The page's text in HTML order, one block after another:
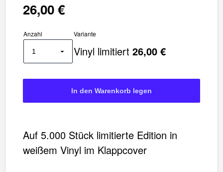
26,00 €
Anzahl Variante
Vinyl limitiert 26,00 €
Auf 5.000 Stück limitierte Edition in
weißem Vinyl im Klappcover